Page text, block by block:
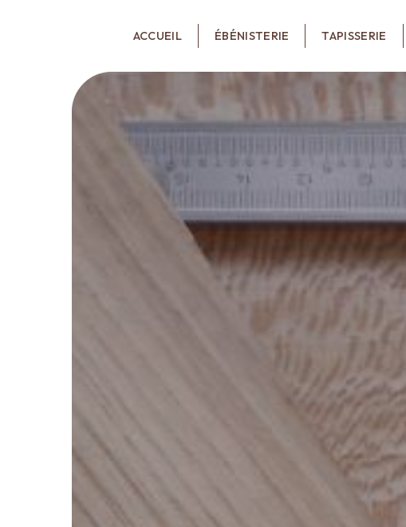
ACCUEIL ÉBÉNISTERIE TAPISSERIE